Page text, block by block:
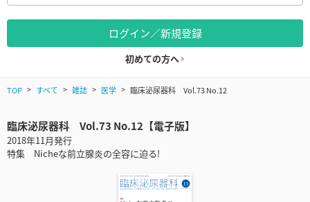
ログイン／新規登録
初めての方へ
TOP すべて 雑誌 医学 臨床泌尿器科 Vol.73 No.12
臨床泌尿器科 Vol.73 No.12【電子版】
2018年11月発行
特集 Nicheな前立腺炎の全容に迫る!